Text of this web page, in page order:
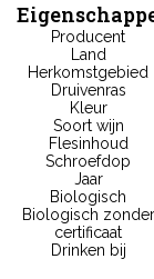
Producent
Land
Herkomstgebied
Druivenras
Kleur
Soort wijn
Flesinhoud
Schroefdop
Jaar
Biologisch
Biologisch zonder
certificaat
Drinken bij